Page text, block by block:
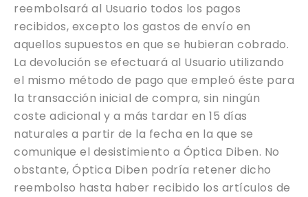
reembolsará al Usuario todos los pagos
recibidos, excepto los gastos de envío en
aquellos supuestos en que se hubieran cobrado.
La devolución se efectuará al Usuario utilizando
el mismo método de pago que empleó éste para
la transacción inicial de compra, sin ningún
coste adicional y a más tardar en 15 días
naturales a partir de la fecha en la que se
comunique el desistimiento a Óptica Diben. No
obstante, Óptica Diben podría retener dicho
reembolso hasta haber recibido los artículos de